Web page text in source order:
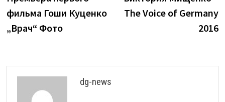
Navigation
фильма Гоши Куценко
„Врач“ Фото
The Voice of Germany
2016
dg-news